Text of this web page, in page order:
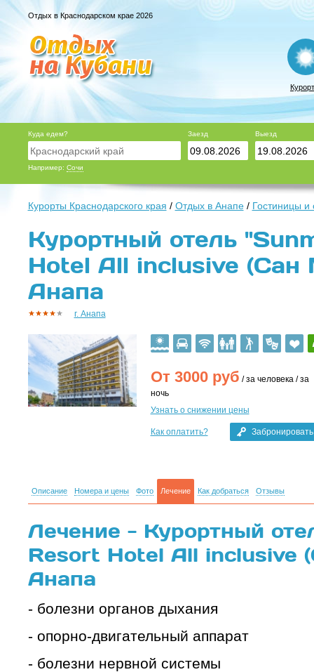
Отдых в Краснодарском крае 2026
Куда едем?
Например: Сочи
Заезд Выезд
Курорты Краснодарского края / Отдых в Анапе/ Гостиницы
Курортный отель
Hotel All inclusive (Сан
Анапа
г. Анапа
От 3000руб / за человека / за
ночь
Узнать о снижении цены
Как оплатить? Забронировать
Описание Номера и цены Фото Лечение Как добраться Отзывы
Лечение - Курортный
Resort Hotel All inclusive
Анапа
- болезни органов дыхания
- опорно-двигательный аппарат
- болезни нервной системы